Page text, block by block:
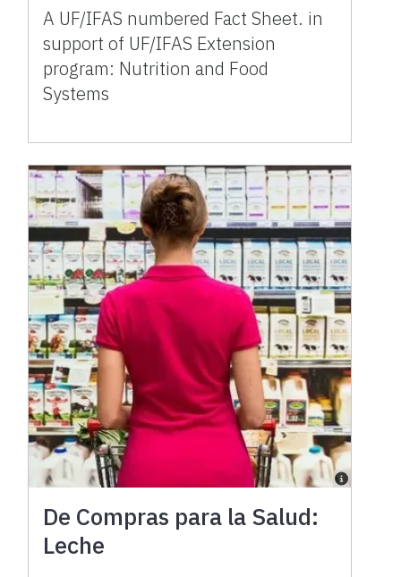
A UF/IFAS numbered Fact Sheet. in
support of UF/IFAS Extension
program: Nutrition and Food
Systems
De Compras para la Salud:
Leche